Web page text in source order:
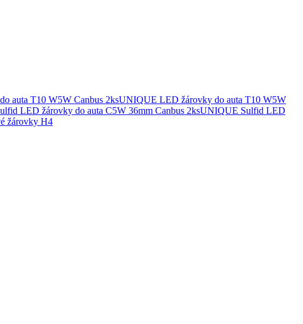
UNIQUE LED žárovky do auta T10 W5W
UNIQUE Sulfid LED
žárovky H4